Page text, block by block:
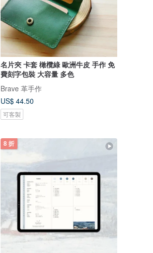
名片夾 卡套 橄欖綠 歐洲牛皮 手作 免
費刻字包裝 大容量 多色
Brave 革手作
US$ 44.50
可客製
8 折